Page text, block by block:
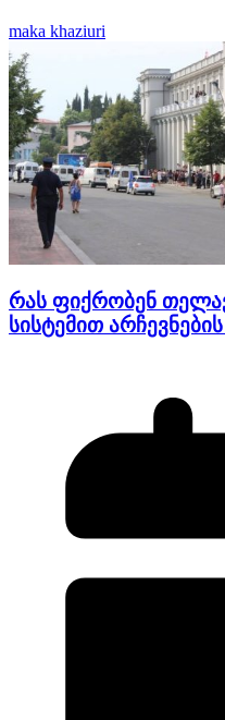
maka khaziuri
რას ფიქრობენ
სისტემით